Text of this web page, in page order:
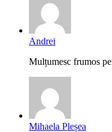
Andrei
Mulțumesc frumos
Mihaela Pleșea